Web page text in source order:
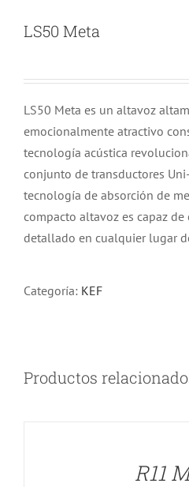
LS50 Meta
LS50 Meta es un altavoz
emocionalmente atractivo
tecnología acústica
conjunto de transductores
tecnología de absorción de
compacto altavoz es capaz
detallado en cualquier lugar
Categoría: KEF
Productos
R11